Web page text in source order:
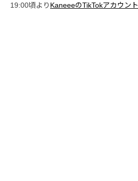
19:00頃より KaneeeのTikTokアカウント